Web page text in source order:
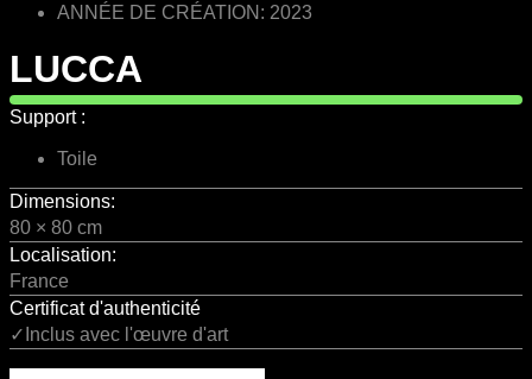
ANNÉE DE CRÉATION: 2023
LUCCA
Support :
Toile
Dimensions:
80 × 80 cm
Localisation:
France
Certificat d'authenticité
✓Inclus avec l'œuvre d'art